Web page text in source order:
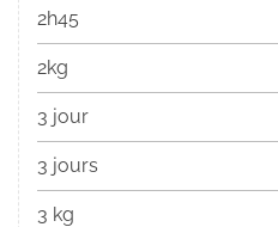
2h45
2kg
3 jour
3 jours
3 kg